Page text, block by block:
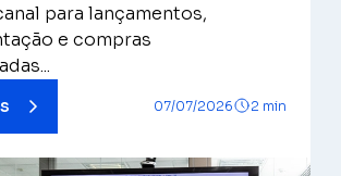
para lançamentos,
e compras
07/07/2026 2 min